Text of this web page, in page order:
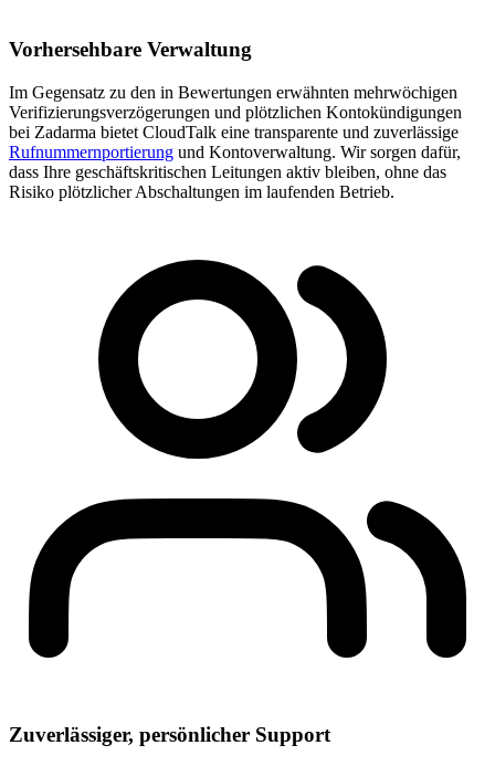
Vorhersehbare Verwaltung
Im Gegensatz zu den in Bewertungen erwähnten mehrwöchigen
Verifizierungsverzögerungen und plötzlichen Kontokündigungen
bei Zadarma bietet CloudTalk eine transparente und zuverlässige
Rufnummernportierung und Kontoverwaltung. Wir sorgen dafür,
dass Ihre geschäftskritischen Leitungen aktiv bleiben, ohne das
Risiko plötzlicher Abschaltungen im laufenden Betrieb.
Zuverlässiger, persönlicher Support